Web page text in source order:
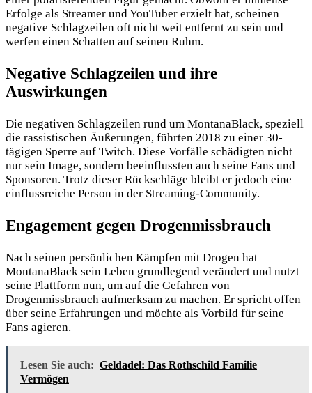
Erfolge als Streamer und YouTuber erzielt hat, scheinen
negative Schlagzeilen oft nicht weit entfernt zu sein und
werfen einen Schatten auf seinen Ruhm.
Negative Schlagzeilen und ihre
Auswirkungen
Die negativen Schlagzeilen rund um MontanaBlack, speziell
die rassistischen Äußerungen, führten 2018 zu einer 30-
tägigen Sperre auf Twitch. Diese Vorfälle schädigten nicht
nur sein Image, sondern beeinflussten auch seine Fans und
Sponsoren. Trotz dieser Rückschläge bleibt er jedoch eine
einflussreiche Person in der Streaming-Community.
Engagement gegen Drogenmissbrauch
Nach seinen persönlichen Kämpfen mit Drogen hat
MontanaBlack sein Leben grundlegend verändert und nutzt
seine Plattform nun, um auf die Gefahren von
Drogenmissbrauch aufmerksam zu machen. Er spricht offen
über seine Erfahrungen und möchte als Vorbild für seine
Fans agieren.
Lesen Sie auch: Geldadel: Das Rothschild Familie
Vermögen